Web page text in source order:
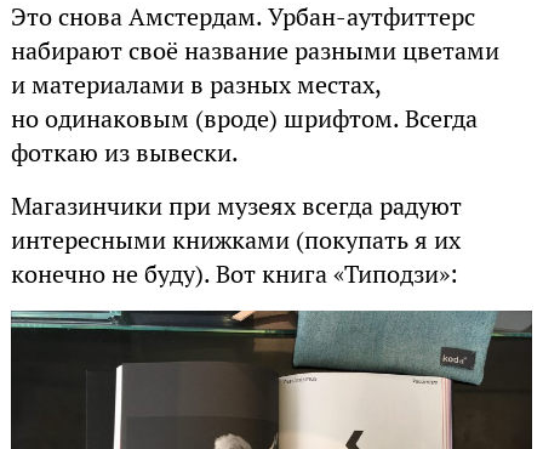
Это снова Амстердам. Урбан-аутфиттерс
набирают своё название разными цветами
и материалами в разных местах,
но одинаковым (вроде) шрифтом. Всегда
фоткаю из вывески.
Магазинчики при музеях всегда радуют
интересными книжками (покупать я их
конечно не буду). Вот книга «Типодзи»: